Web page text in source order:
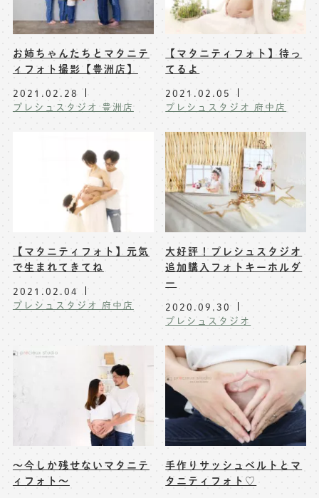
お姉ちゃんたちとマタニテ
ィフォト撮影【豊洲店】
2021.02.28
プレシュスタジオ 豊洲店
【マタニティフォト】待っ
てるよ
2021.02.05
プレシュスタジオ 府中店
【マタニティフォト】元気
で生まれてきてね
2021.02.04
プレシュスタジオ 府中店
大好評！プレシュスタジオ
追加購入フォトキーホルダ
ー
2020.09.30
プレシュスタジオ
〜今しか残せないマタニテ
ィフォト〜
手作りサッシュベルトとマ
タニティフォト♡